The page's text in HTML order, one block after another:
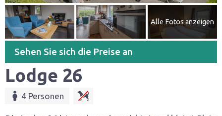
Alle Fotos anzeigen
Sehen Sie sich die Preise an
Lodge 26
4 Personen